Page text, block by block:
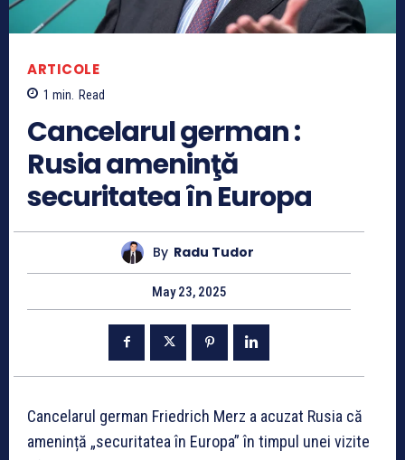
ARTICOLE
1 min. Read
Cancelarul german :
Rusia ameninţă
securitatea în Europa
By Radu Tudor
May 23, 2025
Cancelarul german Friedrich Merz a acuzat Rusia că
amenință „securitatea în Europa” în timpul unei vizite